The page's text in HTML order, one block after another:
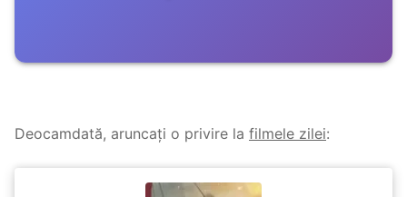
Deocamdată, aruncați o privire la filmele zilei: